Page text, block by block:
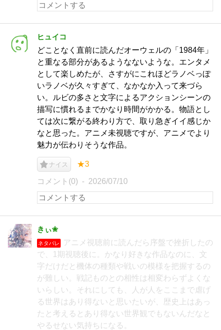
ヒュイコ
どことなく直前に読んだオーウェルの「1984年」
と重なる部分があるようなないような。エンタメ
として楽しめたが、さすがにこれほどラノベっぽ
いラノベが久々すぎて、なかなか入って来づら
い。ルビの多さと文字によるアクションシーンの
描写に慣れるまでかなり時間がかかる。物語とし
ては次に繋がる終わり方で、取り急ぎイイ感じか
なと思った。アニメ未視聴ですが、アニメでより
魅力が伝わりそうな作品。
ナイス ★3
コメント(0) 2026/07/10
きぃ✬
ネタバレ
アニメ視聴前に読んだら序盤で挫折したの
で、1期視聴後に。かなり好きな作品なのに、文
字だけだと機体の種類や戦いの模様を把握するの
が難しい。戦記ものとの相性は相変わらずよくな
いらしい。それにしても、人が人をここまで虐げ
る世界はあり得ないと思いたいが、歴史上はあっ
たと考えるとあり得ない世界観でもないんだなと
やるせない気持ちになる。